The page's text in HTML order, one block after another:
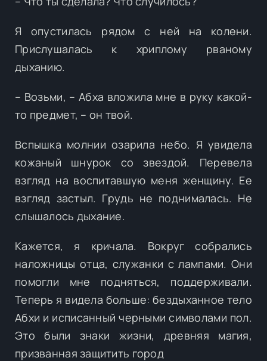
Я опустилась рядом с ней на колени.
Прислушалась к хриплому рваному
дыханию.
– Возьми, – Абха вложила мне в руку какой-
то предмет, – он твой.
Вспышка молнии озарила небо. Я увидела
кожаный шнурок со звездой. Перевела
взгляд на воспитавшую меня женщину. Ее
взгляд застыл. Грудь не поднималась. Не
слышалось дыхание.
Кажется, я кричала. Вокруг собрались
наложницы отца, служанки с лампами. Они
помогли мне подняться, поддерживали.
Теперь я видела больше: бездыханное тело
Абхи и исписанный черными символами пол.
Это были знаки жизни, древняя магия,
призванная защитить город